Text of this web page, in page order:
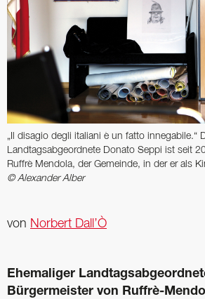
„Il disagio degli italiani è un fatto innegabile.“
Landtagsabgeordnete Donato Seppi ist seit
Ruffrè Mendola, der Gemeinde, in der er als
© Alexander Alber
von Norbert Dall’Ò
Ehemaliger
Bürgermeister von Ruffrè-